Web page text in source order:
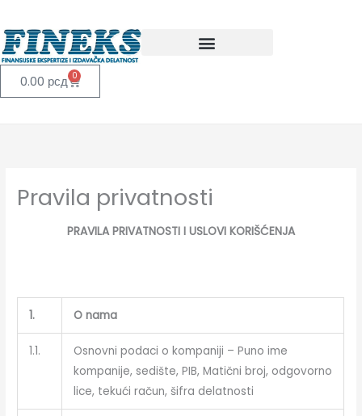
na
sadržaj
0.00 рсд 0
Cart
Pravila privatnosti
PRAVILA PRIVATNOSTI I USLOVI KORIŠĆENJA
1. O nama
1.1.
Osnovni podaci o kompaniji – Puno ime
kompanije, sedište, PIB, Matični broj, odgovorno
lice, tekući račun, šifra delatnosti